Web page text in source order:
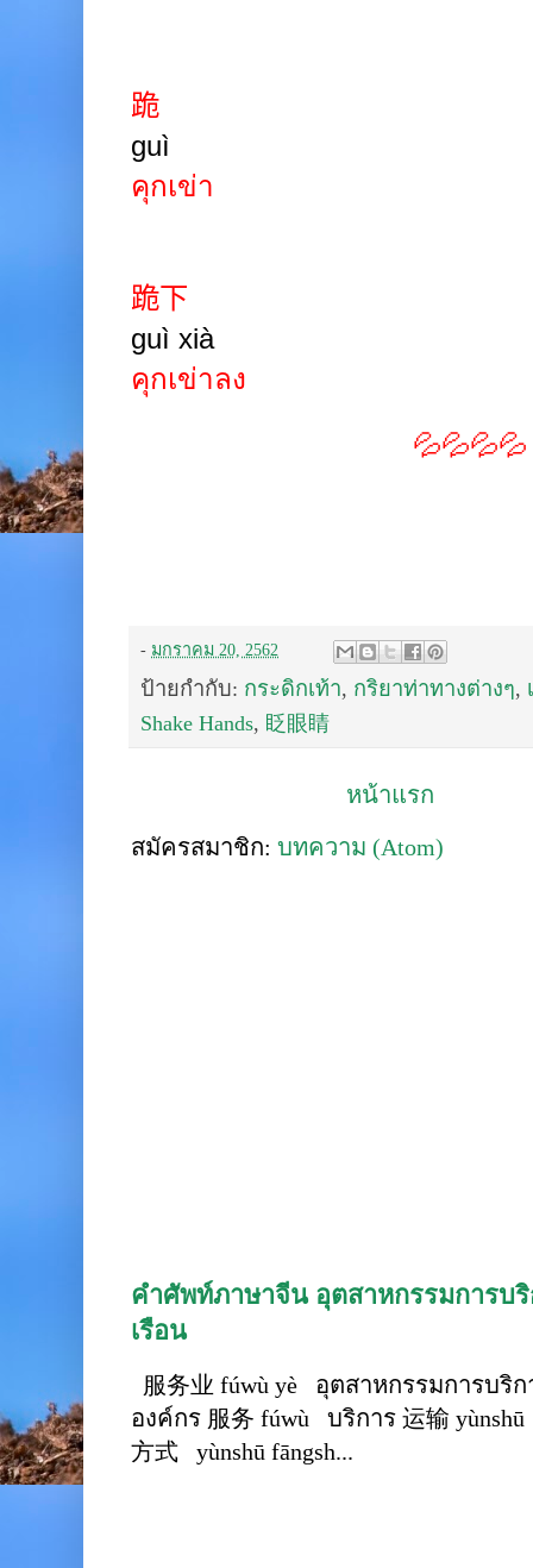
跪
guì
คุกเข่า
跪下
guì xià
คุกเข่าลง
💦💦💦💦
- มกราคม 20, 2562
ป้ายกำกับ: กระดิกเท้า, กริยาท่าทางต่างๆ,
Shake Hands, 眨眼睛
หน้าแรก
สมัครสมาชิก: บทความ (Atom)
คำศัพท์ภาษาจีน อุตสาหกรรมการบ
เรือน
服务业 fúwù yè อุตสาหกรรมการบริ
องค์กร 服务 fúwù บริการ 运输
方式 yùnshū fāngsh...